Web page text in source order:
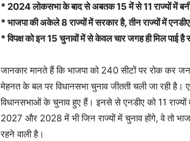
* 2024 लोकसभा के बाद से अबतक 15 में से 11 राज्यों में
* भाजपा की अकेले 8 राज्यों में सरकार है, तीन राज्यों में
* विपक्ष को इन 15 चुनावों में से केवल चार जगह ही मिल पाई
जानकार मानते हैं कि भाजपा को 240 सीटों पर रोक कर
मेहनत के बल पर विधानसभा चुनाव जीतती चली जा
विधानसभाओं के चुनाव हुए हैं। इनसे से एनडीए को 11
2027 और 2028 में भी जिन राज्यों में चुनाव होंगे, वे तो
रहने वाली है।